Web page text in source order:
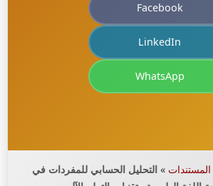
Facebook
LinkedIn
WhatsApp
المستندات » التحليل الحسابي للمفردات في